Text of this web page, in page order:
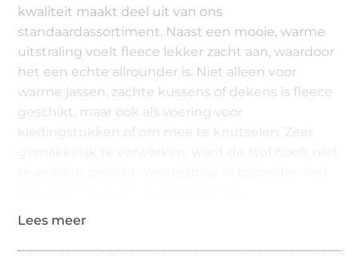
kwaliteit maakt deel uit van ons
standaardassortiment. Naast een mooie, warme
uitstraling voelt fleece lekker zacht aan, waardoor
het een echte allrounder is. Niet alleen voor
warme jassen, zachte kussens of dekens is fleece
geschikt, maar ook als voering voor
kledingstukken of om mee te knutselen. Zeer